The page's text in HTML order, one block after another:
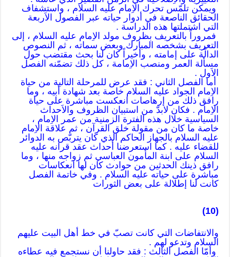
ويمكن تلمّس تحرك الاِمام عليه السلام ، واستشفاف
الحقائق الناصعة في أدوار حياته عبر الفصول الاَربعة
التي اشتملتها هذه الدراسة .
فمروراً بالتعريف بظروف مولد الاِمام عليه السلام ، إلى
التعريف بشخصه المبارك وبعض سماته ، ثم النصوص
الدالّة على إمامته ، وأخيراً كان لنا بحث مقتضب حول
مسألة العمر ومنصب الاِمامة ، كل ذلك تضمّنه الفصل
الاَول .
أما الفصل الثاني : فقد عرض للمرحلة التالية من حياة
الاِمام الجواد عليه السلام خاصة بعد شهادة أبيه ، وما
رافق ذلك من إرهاصات انعكست مباشرة على حياة
الاِمام . فكان لابدّ من استبيان الظروف والاَحداث
السياسية خلال هذه الفترة الزمنية من عمر الاِمام ،
خاصة ما كان من مقولة خلق القرآن ، ثم علاقة الاِمام
عليه السلام بالجهاز الحاكم الذي كان يتربّص به الدوائر
للقضاء عليه . كما استعرضنا أحداث عقد قرانه عليه
السلام على ابنة المأمون العباسي ثم زواجه منها ، وما
رافق ذينك الحدثين من حوادث كان لها انعكاسات
مباشرة على حياته عليه السلام . وفي خاتمة الفصل
كانت لنا إطلالة على بعض الثورات
(10)
والانتفاضات التي كانت تصبّ في خط أهل البيت عليهم
السلام وتدعو لهم .
وأمّا الفصل الثالث : فقد حاولنا أن نستجمع فيه عطاءه